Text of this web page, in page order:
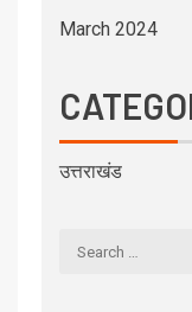
March 2024
उत्तराखंड